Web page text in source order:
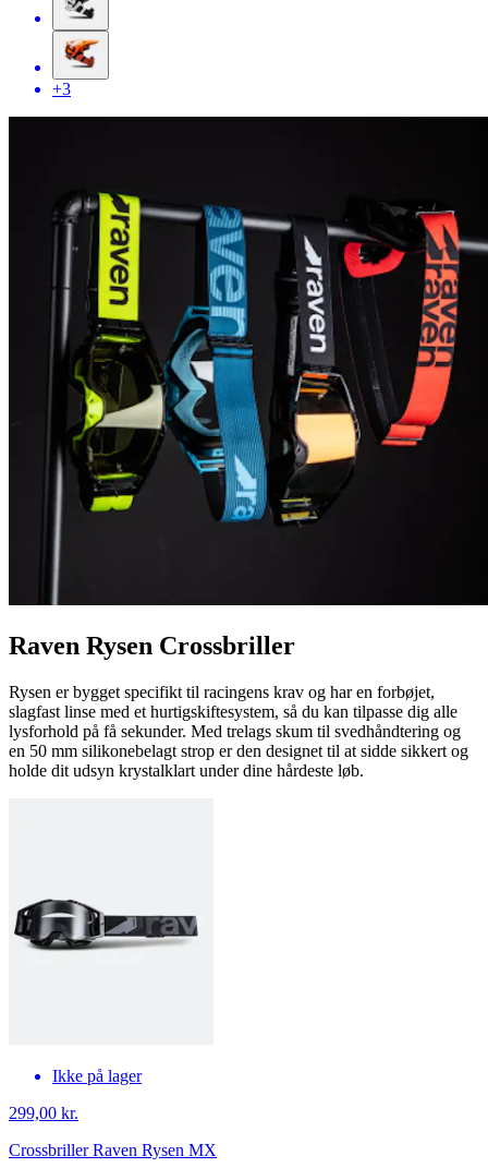
+3
Raven Rysen Crossbriller
Rysen er bygget specifikt til racingens krav og har en forbøjet,
slagfast linse med et hurtigskiftesystem, så du kan tilpasse dig alle
lysforhold på få sekunder. Med trelags skum til svedhåndtering og
en 50 mm silikonebelagt strop er den designet til at sidde sikkert og
holde dit udsyn krystalklart under dine hårdeste løb.
Ikke på lager
299,00 kr.
Crossbriller Raven Rysen MX